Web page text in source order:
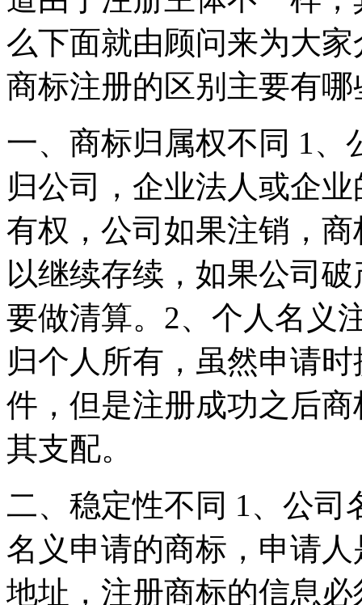
么下面就由顾问来为大
商标注册的区别主要
一、商标归属权不同 1
归公司，企业法人或企
有权，公司如果注销，
以继续存续，如果公司
要做清算。2、个人名
归个人所有，虽然申请
件，但是注册成功之后
其支配。
二、稳定性不同 1、公
名义申请的商标，申请
地址，注册商标的信息